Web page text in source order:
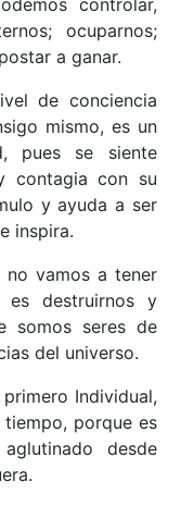
controlar,
ocuparnos;
a ganar.
de conciencia
mismo, es un
pues se siente
contagia con su
y ayuda a ser
inspira.
no vamos a tener
es destruirnos y
somos seres de
del universo.
Individual,
porque es
desde